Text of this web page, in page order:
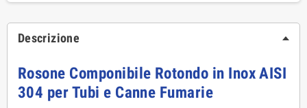
Descrizione
Rosone Componibile Rotondo in Inox AISI
304 per Tubi e Canne Fumarie